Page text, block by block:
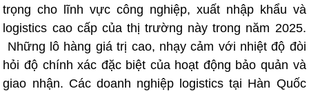
trọng cho lĩnh vực công nghiệp, xuất nhập khẩu và
logistics cao cấp của thị trường này trong năm 2025.
Những lô hàng giá trị cao, nhạy cảm với nhiệt độ đòi
hỏi độ chính xác đặc biệt của hoạt động bảo quản và
giao nhận. Các doanh nghiệp logistics tại Hàn Quốc